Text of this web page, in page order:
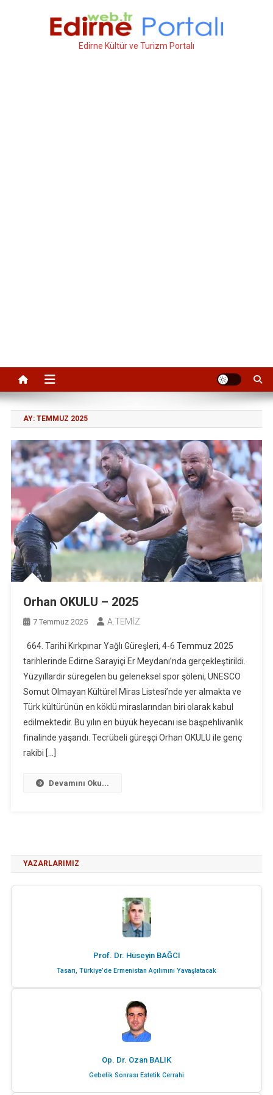
Edirne Kültür ve Turizm Portalı
AY: TEMMUZ 2025
Orhan OKULU – 2025
7 Temmuz 2025 A.TEMİZ
664. Tarihi Kırkpınar Yağlı Güreşleri, 4-6 Temmuz 2025
tarihlerinde Edirne Sarayiçi Er Meydanı’nda gerçekleştirildi.
Yüzyıllardır süregelen bu geleneksel spor şöleni, UNESCO
Somut Olmayan Kültürel Miras Listesi’nde yer almakta ve
Türk kültürünün en köklü miraslarından biri olarak kabul
edilmektedir. Bu yılın en büyük heyecanı ise başpehlivanlık
finalinde yaşandı. Tecrübeli güreşçi Orhan OKULU ile genç
rakibi […]
Devamını Oku...
YAZARLARIMIZ
Prof. Dr. Hüseyin BAĞCI
Tasarı, Türkiye’de Ermenistan Açılımını Yavaşlatacak
Op. Dr. Ozan BALIK
Gebelik Sonrası Estetik Cerrahi